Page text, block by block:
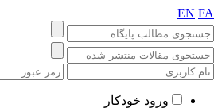
EN
ورود خودکار